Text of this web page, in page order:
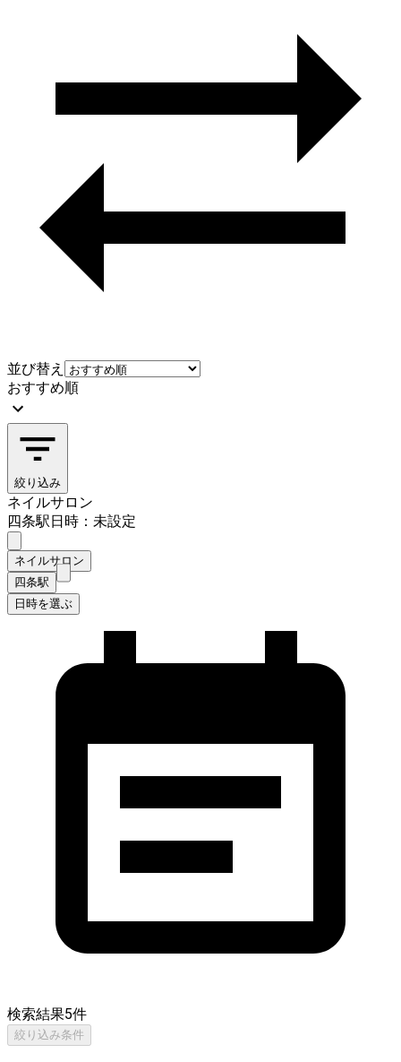
並び替え
おすすめ順
絞り込み
ネイルサロン
四条駅日時：未設定
ネイルサロン
四条駅
日時を選ぶ
検索結果5件
絞り込み条件